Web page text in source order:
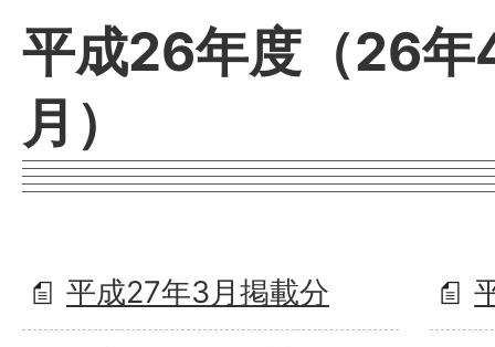
平成26年度（26
月）
平成27年3月掲載分